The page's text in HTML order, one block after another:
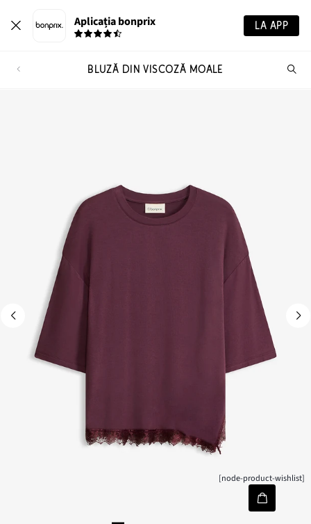
Aplicația bonprix LA APP
BLUZĂ DIN VISCOZĂ MOALE
[node-product-wishlist]